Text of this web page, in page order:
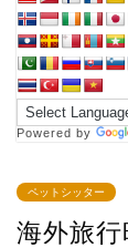
Powered by
ペットシッター
海外旅